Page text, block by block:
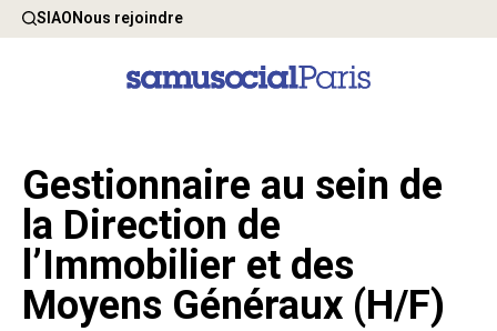
SIAONous rejoindre
Gestionnaire au sein de
la Direction de
l’Immobilier et des
Moyens Généraux (H/F)